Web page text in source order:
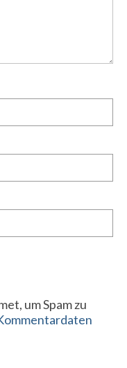
um Spam zu